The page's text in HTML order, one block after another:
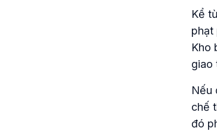
Kể
phạt
Kho
giao
Nếu
chế
đó